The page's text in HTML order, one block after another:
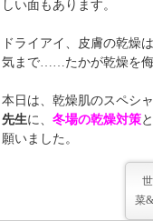
しい面もあります。
ドライアイ、皮膚の乾燥
気まで……たかが乾燥を侮
本日は、乾燥肌のスペシ
先生に、 冬場の乾燥対策
願いました。
菜